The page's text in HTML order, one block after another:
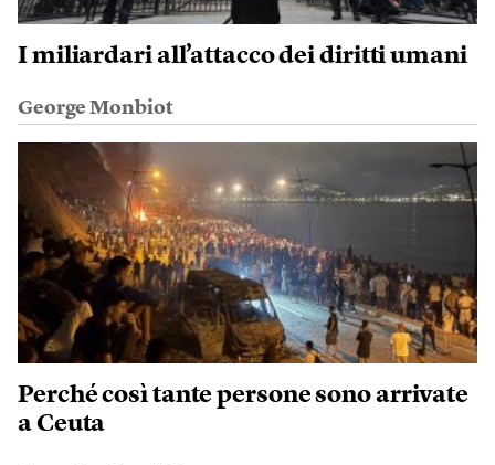
I miliardari all’attacco dei diritti umani
George Monbiot
Perché così tante persone sono arrivate
a Ceuta